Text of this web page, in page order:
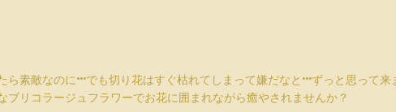
素敵なのに···でも切り花はすぐ枯れてしまって嫌だなと···ずっと思っ
リコラージュフラワーでお花に囲まれながら癒やされませんか？